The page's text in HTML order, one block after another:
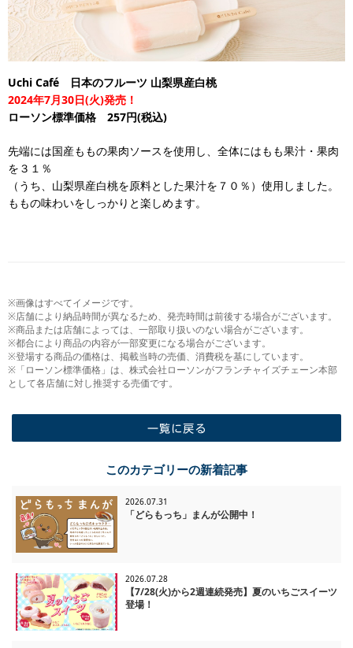
Uchi Café 日本のフルーツ 山梨県産白桃
2024年7月30日(火)発売！
ローソン標準価格 257円(税込)
先端には国産ももの果肉ソースを使用し、全体にはもも果汁・果肉
を３１％
（うち、山梨県産白桃を原料とした果汁を７０％）使用しました。
ももの味わいをしっかりと楽しめます。
※画像はすべてイメージです。
※店舗により納品時間が異なるため、発売時間は前後する場合がございます。
※商品または店舗によっては、一部取り扱いのない場合がございます。
※都合により商品の内容が一部変更になる場合がございます。
※登場する商品の価格は、掲載当時の売価、消費税を基にしています。
※「ローソン標準価格」は、株式会社ローソンがフランチャイズチェーン本部
として各店舗に対し推奨する売価です。
このカテゴリーの新着記事
2026.07.31
「どらもっち」まんが公開中！
2026.07.28
【7/28(火)から2週連続発売】夏のいちごスイーツ
登場！